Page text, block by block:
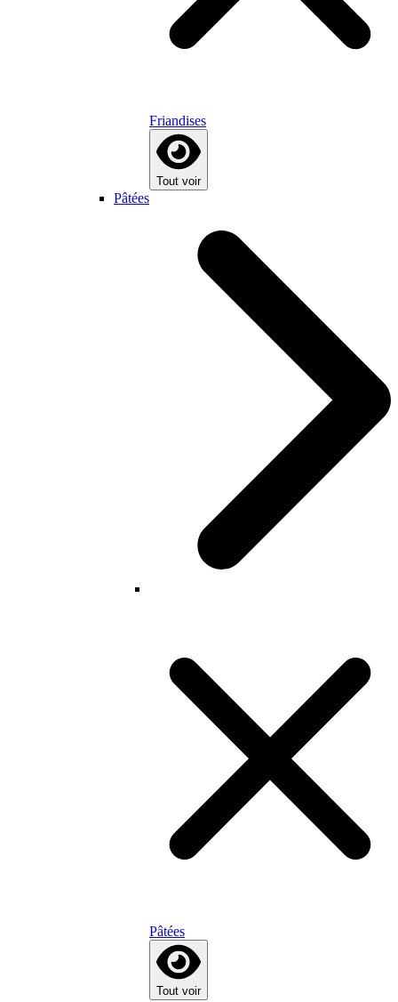
Friandises
Tout voir
Pâtées
Pâtées
Tout voir